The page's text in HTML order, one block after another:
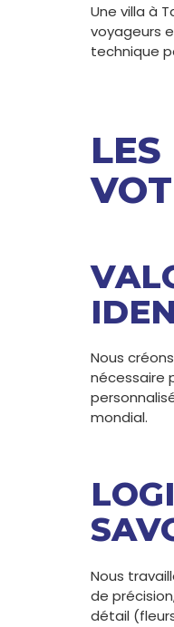
Une villa à
voyageurs
technique
Nous
nécessaire
mondial.
Nous
de
détail